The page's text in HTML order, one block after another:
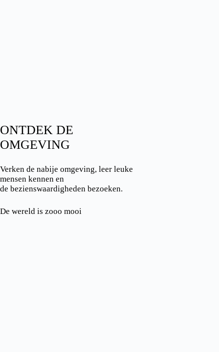
ONTDEK DE
OMGEVING
Verken de nabije omgeving, leer leuke
mensen kennen en
de bezienswaardigheden bezoeken.
De wereld is zooo mooi